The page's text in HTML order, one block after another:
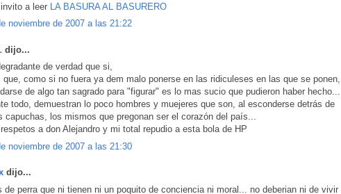
a leer LA BASURA AL BASURERO
noviembre de 2007 a las 21:22
dijo...
de verdad que si,
que, como si no fuera ya dem malo ponerse en las ridiculeses en las que se ponen,
de algo tan sagrado para "figurar" es lo mas sucio que pudieron haber hecho...
todo, demuestran lo poco hombres y muejeres que son, al esconderse detrás de
capuchas, los mismos que pregonan ser el corazón del país...
a don Alejandro y mi total repudio a esta bola de HP
noviembre de 2007 a las 21:30
dijo...
de perra que ni tienen ni un poquito de conciencia ni moral... no deberian ni de vivir